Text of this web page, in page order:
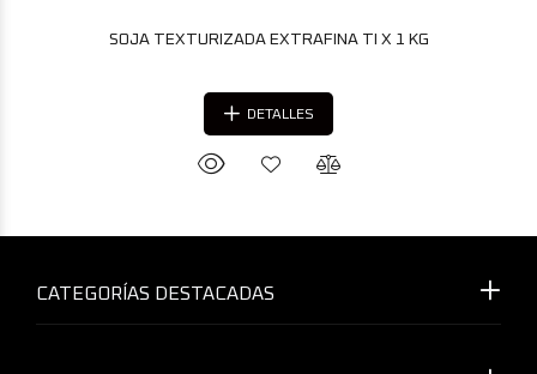
SOJA TEXTURIZADA EXTRAFINA TI X 1 KG
DETALLES
CATEGORÍAS DESTACADAS